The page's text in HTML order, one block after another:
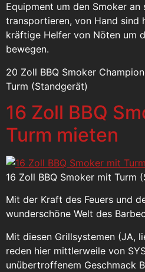
Equipment um den Smoker
transportieren, von Hand sind
kräftige Helfer von Nöten um
bewegen.
20 Zoll BBQ Smoker
Turm (Standgerät)
16 Zoll BBQ
Turm mieten
16 Zoll BBQ Smoker mit Turm
Mit der Kraft des Feuers und
wunderschöne Welt des
Mit diesen Grillsystemen (JA,
reden hier mittlerweile von
unübertroffenem Geschmack